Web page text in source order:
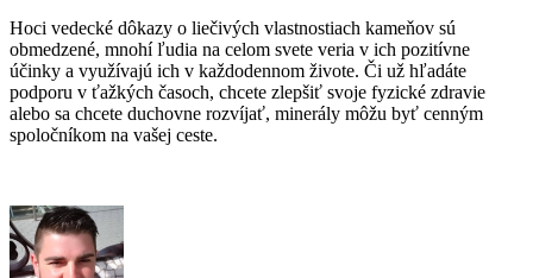
Hoci vedecké dôkazy o liečivých vlastnostiach kameňov sú
obmedzené, mnohí ľudia na celom svete veria v ich pozitívne
účinky a využívajú ich v každodennom živote. Či už hľadáte
podporu v ťažkých časoch, chcete zlepšiť svoje fyzické zdravie
alebo sa chcete duchovne rozvíjať, minerály môžu byť cenným
spoločníkom na vašej ceste.